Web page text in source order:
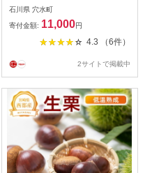
2kg・3kg・5kg 【2026年10
月より順次発送】/ 能登半島
奥能登 くり 生栗 マロン 和栗
焼き栗 栗ごはん 焼き栗 国産
石川県 穴水町
寄付金額: 11,000円
4.3 （6件）
2サイトで掲載中